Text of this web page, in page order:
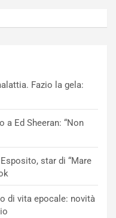
Fazio la gela:
a Ed Sheeran: “Non
star di “Mare
di vita epocale: novità